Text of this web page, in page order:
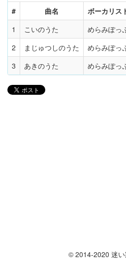
# 曲名 ボーカリス
1
こいのうた めらみぽっ
2
まじゅつしのうた めらみぽっ
3
あきのうた めらみぽっ
© 2014-2020 迷